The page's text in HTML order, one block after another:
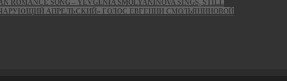
ROMANCE SONG – YEVGENIA SMOLYANINOVA SINGS, STILL
АПРЕЛЬСКИЙ» ГОЛОС ЕВГЕНИИ СМОЛЬЯНИНОВОЙ